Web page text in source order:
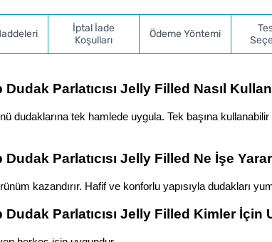
İptal İade
Koşulları
Ödeme Yöntemi
Parlatıcısı Jelly Filled Nasıl
dudaklarına tek hamlede uygula. Tek başına
Parlatıcısı Jelly Filled Ne İşe
kazandırır. Hafif ve konforlu yapısıyla dudakları
Parlatıcısı Jelly Filled Kimler İçin